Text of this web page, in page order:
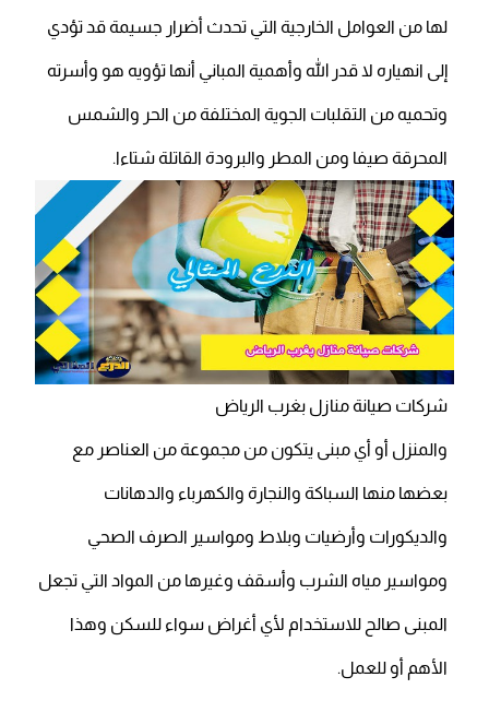
لها من العوامل الخارجية التي تحدث أضرار جسيمة قد تؤدي
إلى انهياره لا قدر الله وأهمية المباني أنها تؤويه هو وأسرته
وتحميه من التقلبات الجوية المختلفة من الحر والشمس
المحرقة صيفا ومن المطر والبرودة القاتلة شتاءا.
شركات صيانة منازل بغرب الرياض
والمنزل أو أي مبنى يتكون من مجموعة من العناصر مع
بعضها منها السباكة والنجارة والكهرباء والدهانات
والديكورات وأرضيات وبلاط ومواسير الصرف الصحي
ومواسير مياه الشرب وأسقف وغيرها من المواد التي تجعل
المبنى صالح للاستخدام لأي أغراض سواء للسكن وهذا
الأهم أو للعمل.